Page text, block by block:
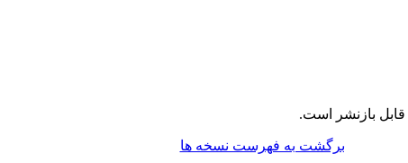
قابل بازنشر است.
برگشت به فهرست نسخه ها